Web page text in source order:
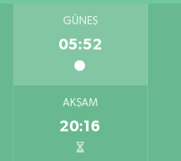
GÜNEŞ
05:52
AKŞAM
20:16